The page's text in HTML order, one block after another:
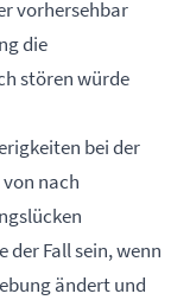
vorhersehbar
die
stören würde
bei der
nach
Fall sein, wenn
ändert und